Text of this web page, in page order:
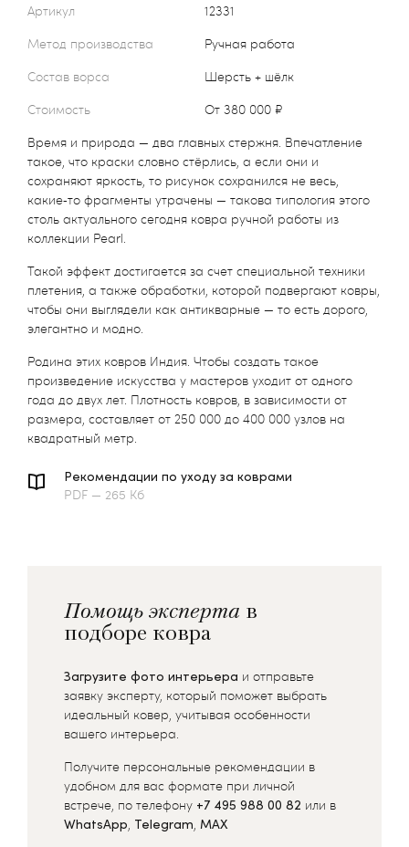
Артикул
12331
Метод производства
Ручная работа
Состав ворса
Шерсть + шёлк
Стоимость
от 380 000 ₽
Время и природа — два главных стержня. Впечатление
такое, что краски словно стёрлись, а если они и
сохраняют яркость, то рисунок сохранился не весь,
какие‑то фрагменты утрачены — такова типология этого
столь актуального сегодня ковра ручной работы из
коллекции Pearl.
Такой эффект достигается за счет специальной техники
плетения, а также обработки, которой подвергают ковры,
чтобы они выглядели как антикварные — то есть дорого,
элегантно и модно.
Родина этих ковров Индия. Чтобы создать такое
произведение искусства у мастеров уходит от одного
года до двух лет. Плотность ковров, в зависимости от
размера, составляет от 250 000 до 400 000 узлов на
квадратный метр.
Рекомендации по уходу за коврами
PDF — 265 Кб
Помощь эксперта в
подборе ковра
Загрузите фото интерьера и отправьте
заявку эксперту, который поможет выбрать
идеальный ковер, учитывая особенности
вашего интерьера.
Получите персональные рекомендации в
удобном для вас формате при личной
встрече, по телефону +7 495 988 00 82 или в
WhatsApp, Telegram, MAX